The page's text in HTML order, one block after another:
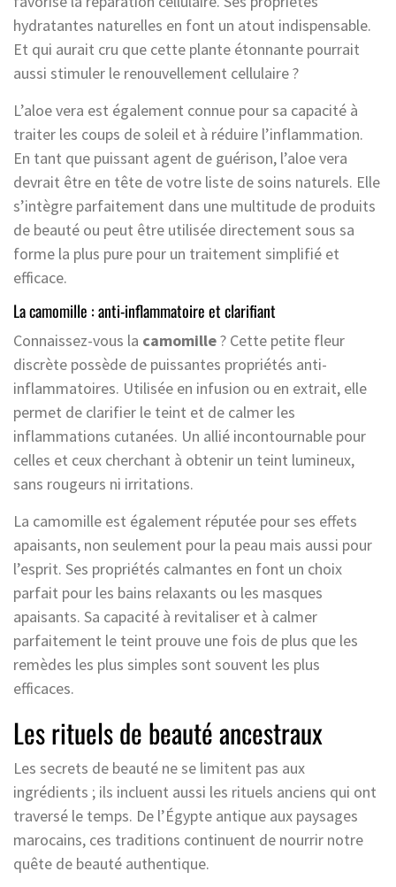
hydratantes naturelles en font un atout indispensable.
Et qui aurait cru que cette plante étonnante pourrait
aussi stimuler le renouvellement cellulaire ?
L’aloe vera est également connue pour sa capacité à
traiter les coups de soleil et à réduire l’inflammation.
En tant que puissant agent de guérison, l’aloe vera
devrait être en tête de votre liste de soins naturels. Elle
s’intègre parfaitement dans une multitude de produits
de beauté ou peut être utilisée directement sous sa
forme la plus pure pour un traitement simplifié et
efficace.
La camomille : anti-inflammatoire et clarifiant
Connaissez-vous la camomille? Cette petite fleur
discrète possède de puissantes propriétés anti-
inflammatoires. Utilisée en infusion ou en extrait, elle
permet de clarifier le teint et de calmer les
inflammations cutanées. Un allié incontournable pour
celles et ceux cherchant à obtenir un teint lumineux,
sans rougeurs ni irritations.
La camomille est également réputée pour ses effets
apaisants, non seulement pour la peau mais aussi pour
l’esprit. Ses propriétés calmantes en font un choix
parfait pour les bains relaxants ou les masques
apaisants. Sa capacité à revitaliser et à calmer
parfaitement le teint prouve une fois de plus que les
remèdes les plus simples sont souvent les plus
efficaces.
Les rituels de beauté ancestraux
Les secrets de beauté ne se limitent pas aux
ingrédients ; ils incluent aussi les rituels anciens qui ont
traversé le temps. De l’Égypte antique aux paysages
marocains, ces traditions continuent de nourrir notre
quête de beauté authentique.